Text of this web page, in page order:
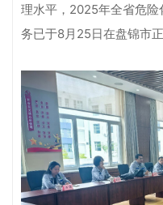
理水平，2025年全省危
务已于8月25日在盘锦市正